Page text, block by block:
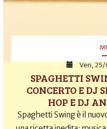
Ven,
SPAGHETTI
CONCERTO E DJ
HOP E DJ
Spaghetti Swing è il